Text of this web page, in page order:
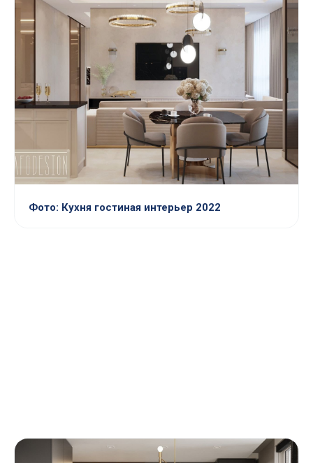
Фото: Кухня гостиная интерьер 2022